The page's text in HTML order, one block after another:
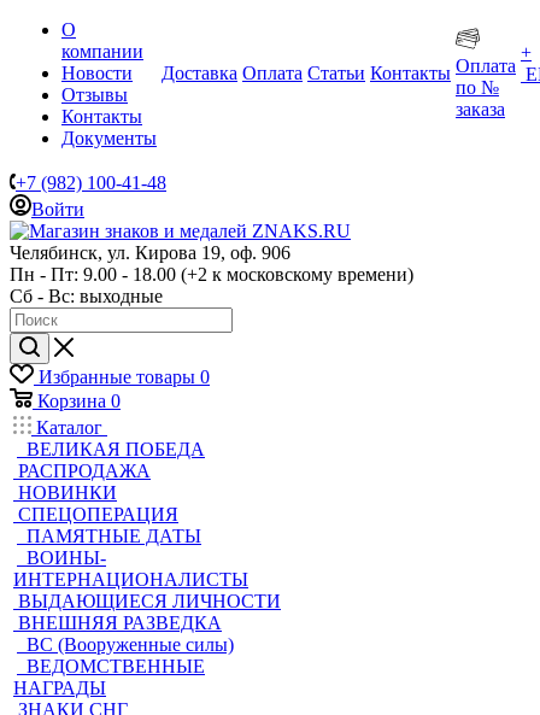
О
компании
Новости
Отзывы
Контакты
Документы
Доставка Оплата Статьи Контакты Оплата
по №
заказа
+
+7 (982) 100-41-48
Войти
Челябинск, ул. Кирова 19, оф. 906
Пн - Пт: 9.00 - 18.00 (+2 к московскому времени)
Сб - Вс: выходные
Избранные товары 0
Корзина 0
Каталог
ВЕЛИКАЯ ПОБЕДА
РАСПРОДАЖА
НОВИНКИ
СПЕЦОПЕРАЦИЯ
ПАМЯТНЫЕ ДАТЫ
ВОИНЫ-
ИНТЕРНАЦИОНАЛИСТЫ
ВЫДАЮЩИЕСЯ ЛИЧНОСТИ
ВНЕШНЯЯ РАЗВЕДКА
ВС (Вооруженные силы)
ВЕДОМСТВЕННЫЕ
НАГРАДЫ
ЗНАКИ СНГ